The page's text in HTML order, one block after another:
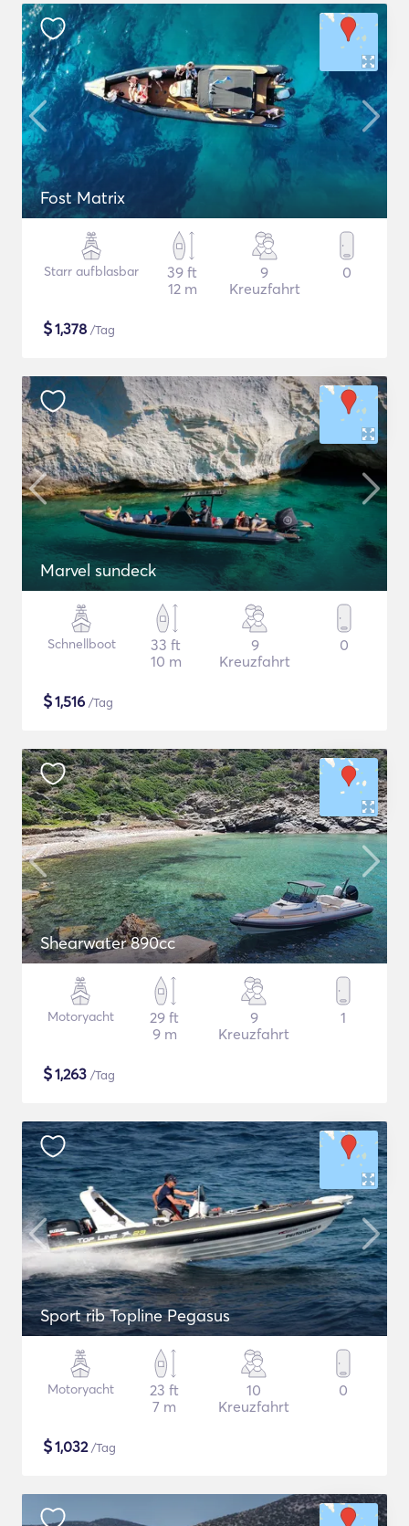
Fost Matrix
Starr aufblasbar
39 ft
12 m
9
Kreuzfahrt
0
$1,378 /Tag
Marvel sundeck
Schnellboot
33 ft
10 m
9
Kreuzfahrt
0
$1,516 /Tag
Shearwater 890cc
Motoryacht
29 ft
9 m
9
Kreuzfahrt
1
$1,263 /Tag
Sport rib Topline Pegasus
Motoryacht
23 ft
7 m
10
Kreuzfahrt
0
$1,032/Tag